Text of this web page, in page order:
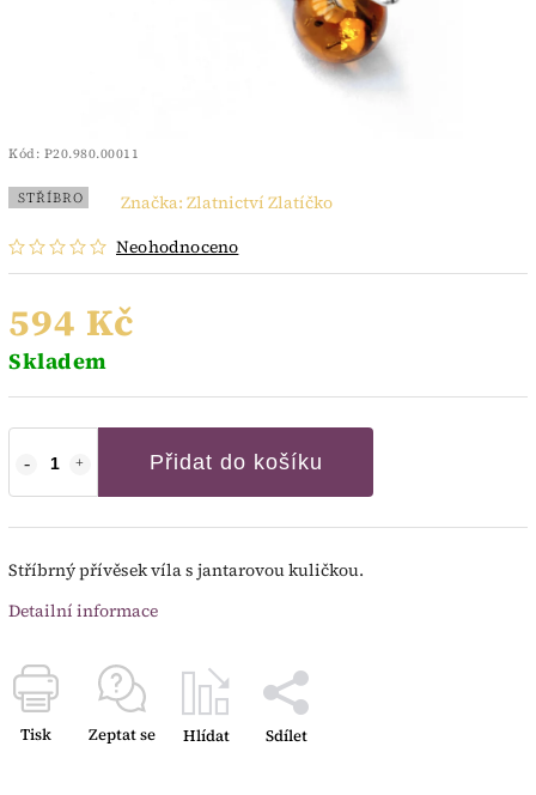
Kód: P20.980.00011
STŘÍBRO
Neohodnoceno
Značka: Zlatnictví Zlatíčko
594 Kč
Skladem
Přidat do košíku
Stříbrný přívěsek víla s jantarovou kuličkou.
Detailní informace
Tisk Zeptat se Hlídat Sdílet